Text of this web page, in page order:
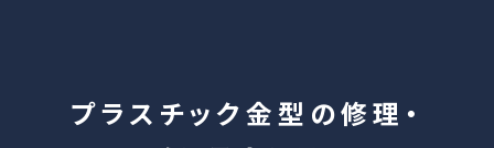
プラスチック金型の修理・